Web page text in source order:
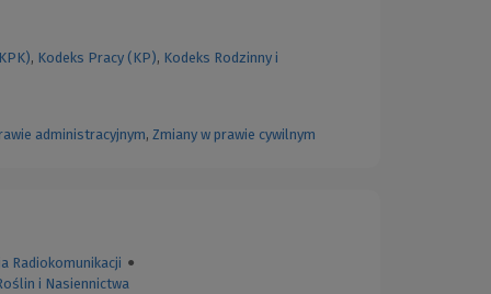
, Kodeks Pracy (KP), Kodeks Rodzinny i
administracyjnym, Zmiany w prawie cywilnym
Radiokomunikacji ●
i Nasiennictwa